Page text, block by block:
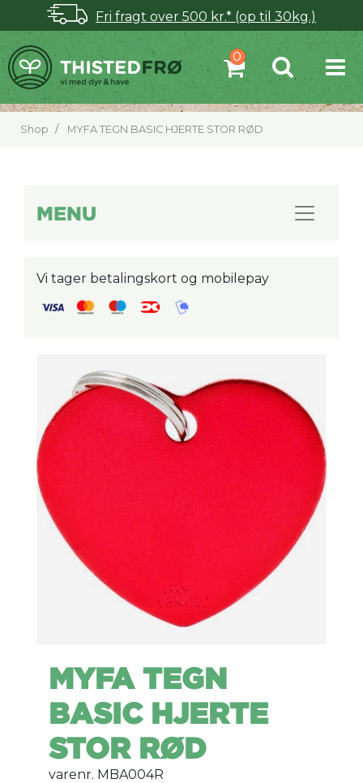
Fri fragt over 500 kr.* (op til 30kg.)
Shop MYFA TEGN BASIC HJERTE STOR RØD
MENU
Vi tager betalingskort og mobilepay
MYFA TEGN
BASIC HJERTE
STOR RØD
varenr. MBA004R